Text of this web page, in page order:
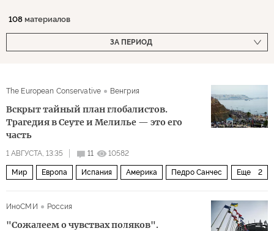
108 материалов
ЗА ПЕРИОД
The European Conservative Венгрия
Вскрыт тайный план глобалистов.
Трагедия в Сеуте и Мелилье — это его
часть
1 АВГУСТА, 13:35 11 10582
Еще 2
Мир Европа Испания Америка Педро Санчес
ИноСМИ
Россия
"Сожалеем о чувствах поляков".